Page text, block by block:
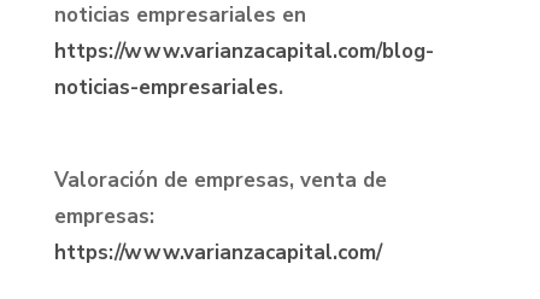
noticias empresariales en
https://www.varianzacapital.com/blog-
noticias-empresariales.
Valoración de empresas, venta de
empresas:
https://www.varianzacapital.com/